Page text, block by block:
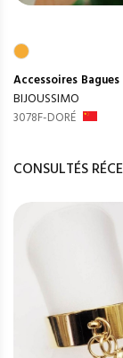
Accessoires Bagues
BIJOUSSIMO
3078F-DORÉ
CONSULTÉS